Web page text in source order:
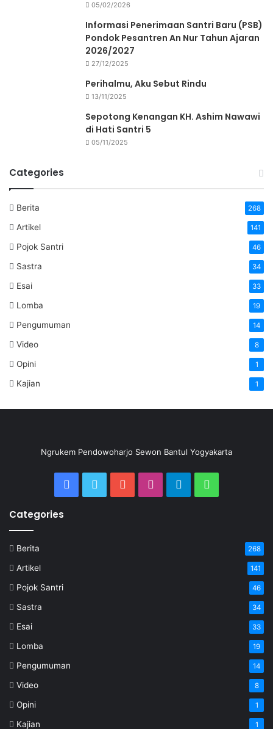
05/02/2026
Informasi Penerimaan Santri Baru (PSB)
Pondok Pesantren An Nur Tahun Ajaran
2026/2027
27/12/2025
Perihalmu, Aku Sebut Rindu
13/11/2025
Sepotong Kenangan KH. Ashim Nawawi
di Hati Santri 5
05/11/2025
Categories
Berita 268
Artikel 141
Pojok Santri 46
Sastra 34
Esai 33
Lomba 19
Pengumuman 14
Video 8
Opini 1
Kajian 1
Ngrukem Pendowoharjo Sewon Bantul Yogyakarta
Categories
Berita 268
Artikel 141
Pojok Santri 46
Sastra 34
Esai 33
Lomba 19
Pengumuman 14
Video 8
Opini 1
Kajian 1